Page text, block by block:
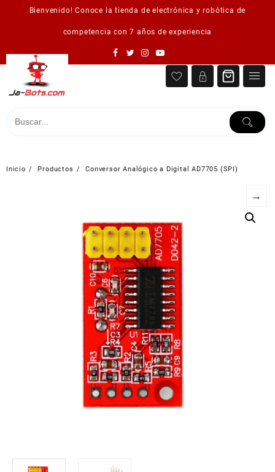
Bienvenido! Conoce la tienda de electrónica y robótica de
competencia con 7 años de experiencia
Inicio Productos Conversor Analógico a Digital AD7705 (SPI)
→